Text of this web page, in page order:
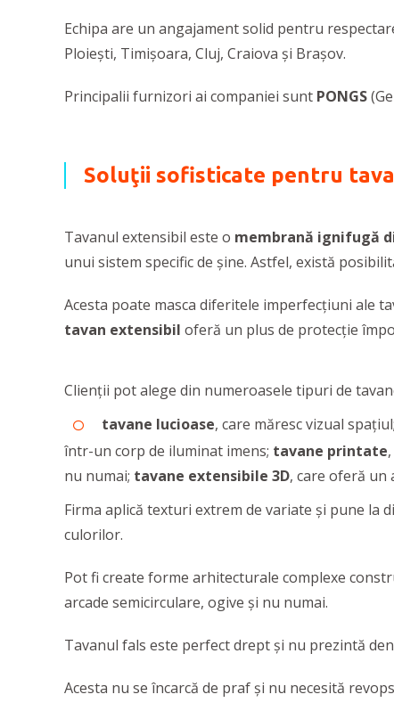
Echipa are un angajament solid pentru
Ploieşti, Timişoara, Cluj, Craiova şi Braşov.
Principalii furnizori ai companiei sunt PONGS
Soluţii sofisticate pentru
Tavanul extensibil este o membrană ignifugă
unui sistem specific de șine. Astfel, există
Acesta poate masca diferitele imperfecțiuni ale
tavan extensibil oferă un plus de protecţie
Clienții pot alege din numeroasele tipuri de
tavane lucioase, care măresc vizual spațiul;
într-un corp de iluminat imens; tavane printate
nu numai; tavane extensibile 3D, care oferă un
Firma aplică texturi extrem de variate și pune la
culorilor.
Pot fi create forme arhitecturale complexe
arcade semicirculare, ogive și nu numai.
Tavanul fals este perfect drept și nu prezintă
Acesta nu se încarcă de praf și nu necesită